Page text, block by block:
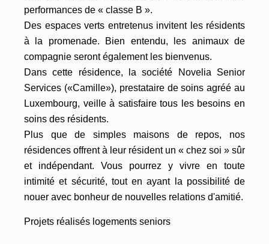
performances de « classe B ».
Des espaces verts entretenus invitent les résidents
à la promenade. Bien entendu, les animaux de
compagnie seront également les bienvenus.
Dans cette résidence, la société Novelia Senior
Services («Camille»), prestataire de soins agréé au
Luxembourg, veille à satisfaire tous les besoins en
soins des résidents.
Plus que de simples maisons de repos, nos
résidences offrent à leur résident un « chez soi » sûr
et indépendant. Vous pourrez y vivre en toute
intimité et sécurité, tout en ayant la possibilité de
nouer avec bonheur de nouvelles relations d'amitié.
Projets réalisés logements seniors